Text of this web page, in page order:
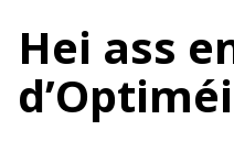
Hei ass